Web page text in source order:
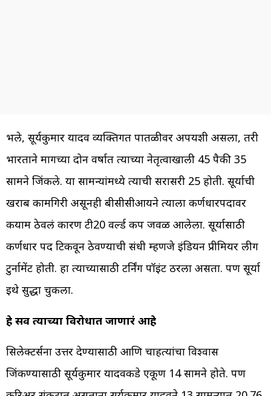
भले, सूर्यकुमार यादव व्यक्तिगत पातळीवर अपयशी असला, तरी
भारताने मागच्या दोन वर्षात त्याच्या नेतृत्वाखाली 45 पैकी 35
सामने जिंकले. या सामन्यांमध्ये त्याची सरासरी 25 होती. सूर्याची
खराब कामगिरी असूनही बीसीसीआयने त्याला कर्णधारपदावर
कयाम ठेवलं कारण टी20 वर्ल्ड कप जवळ आलेला. सूर्यासाठी
कर्णधार पद टिकवून ठेवण्याची संधी म्हणजे इंडियन प्रीमियर लीग
टुर्नामेंट होती. हा त्याच्यासाठी टर्निंग पॉइंट ठरला असता. पण सूर्या
इथे सुद्धा चुकला.
हे सर्व त्याच्या विरोधात जाणारं आहे
सिलेक्टर्सना उत्तर देण्यासाठी आणि चाहत्यांचा विश्वास
जिंकण्यासाठी सूर्यकुमार यादवकडे एकूण 14 सामने होते. पण